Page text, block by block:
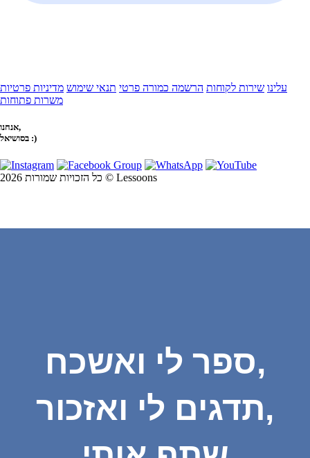
עלינו שירות לקוחות הרשמה כמורה פרטי תנאי שימוש מדיניות פרטיות
משרות פתוחות
אנחנו,
בסושיאל :)
כל הזכויות שמורות 2026 © Lessoons
ספר לי ואשכח,
תדגים לי ואזכור,